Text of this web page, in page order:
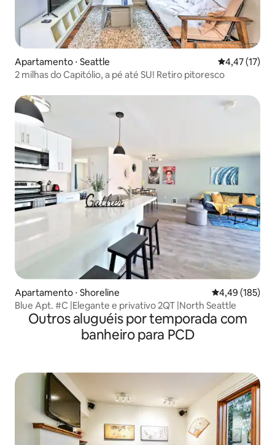
Apartamento ⋅ Seattle 4,47 de uma
4,47 (17)
2 milhas do Capitólio, a pé até SU! Retiro pitoresco
Apartamento ⋅ Shoreline 4,49 de uma
4,49 (185)
Blue Apt. #C |Elegante e privativo 2QT |North Seattle
Outros aluguéis por temporada com
banheiro para PCD